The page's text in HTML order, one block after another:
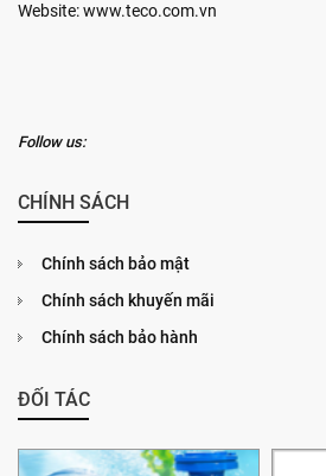
Website: www.teco.com.vn
Follow us:
CHÍNH SÁCH
Chính sách bảo mật
Chính sách khuyến mãi
Chính sách bảo hành
ĐỐI TÁC